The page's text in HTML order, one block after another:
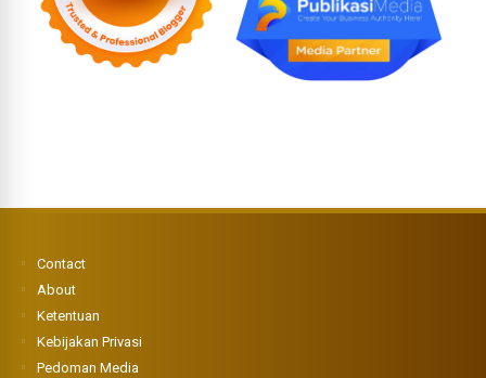
Contact
About
Ketentuan
Kebijakan Privasi
Pedoman Media